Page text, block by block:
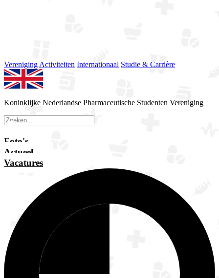
Vereniging Activiteiten Internationaal Studie & Carrière
Koninklijke Nederlandse Pharmaceutische Studenten Vereniging
Foto's
Actueel
Vacatures